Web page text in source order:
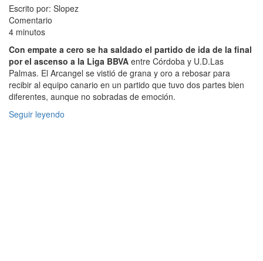
Escrito por: Slopez
Comentario
4 minutos
Con empate a cero se ha saldado el partido de ida de la final
por el ascenso a la Liga BBVA entre Córdoba y U.D.Las
Palmas. El Arcangel se vistió de grana y oro a rebosar para
recibir al equipo canario en un partido que tuvo dos partes bien
diferentes, aunque no sobradas de emoción.
Seguir leyendo